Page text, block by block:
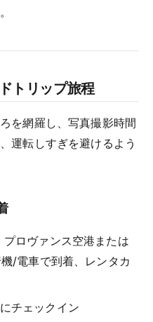
トリップ旅程
を網羅し、写真撮影時間
運転しすぎを避けるよう
ロヴァンス空港または
/電車で到着、レンタカ
チェックイン